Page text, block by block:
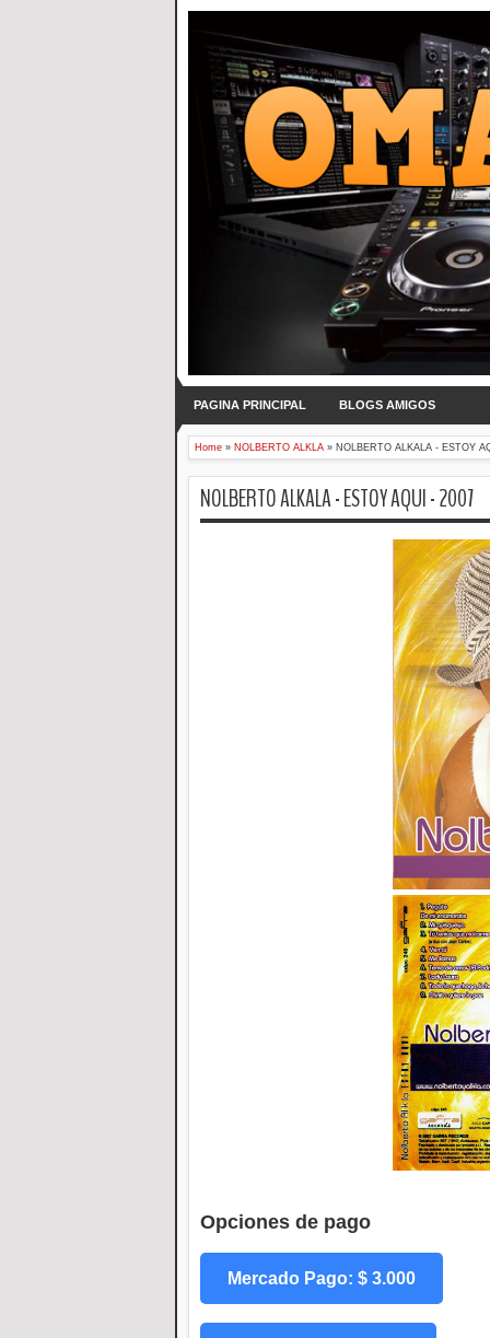
PAGINA PRINCIPAL BLOGS AMIGOS
Home » NOLBERTO ALKLA » NOLBERTO ALKALA - ESTOY
NOLBERTO ALKALA - ESTOY AQUI - 2007
Opciones de pago
Mercado Pago: $ 3.000